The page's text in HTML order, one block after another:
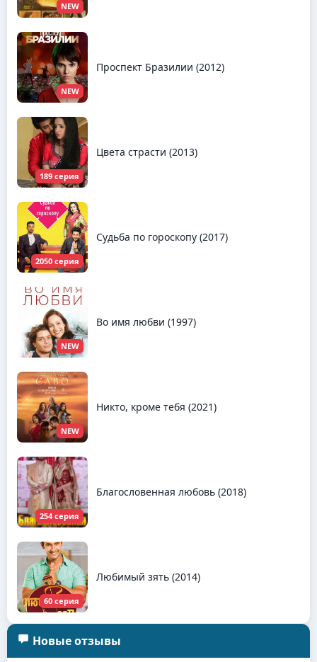
NEW
NEW
Проспект Бразилии (2012)
189 серия
Цвета страсти (2013)
2050 серия
Судьба по гороскопу (2017)
NEW
Во имя любви (1997)
NEW
Никто, кроме тебя (2021)
254 серия
Благословенная любовь (2018)
60 серия
Любимый зять (2014)
Новые отзывы